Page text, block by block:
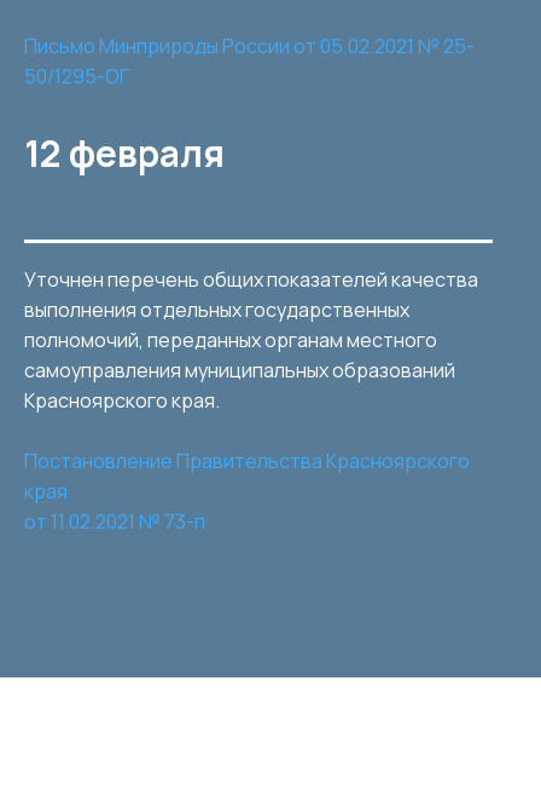
Письмо Минприроды России от 05.02.2021 № 25-
50/1295-ОГ
12 февраля
Уточнен перечень общих показателей качества
выполнения отдельных государственных
полномочий, переданных органам местного
самоуправления муниципальных образований
Красноярского края.
Постановление Правительства Красноярского
края
от 11.02.2021 № 73-п